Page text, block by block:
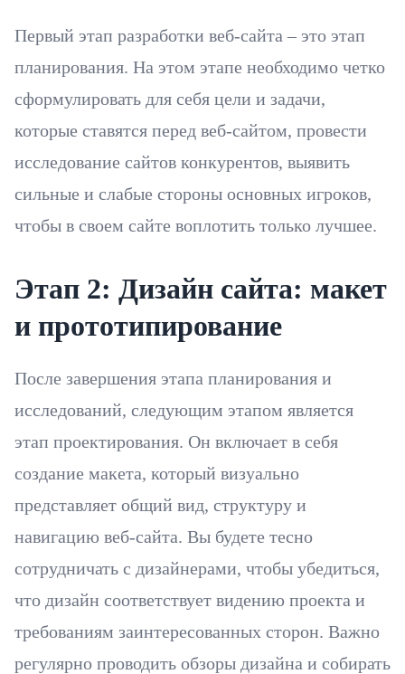
Первый этап разработки веб-сайта – это этап
планирования. На этом этапе необходимо четко
сформулировать для себя цели и задачи,
которые ставятся перед веб-сайтом, провести
исследование сайтов конкурентов, выявить
сильные и слабые стороны основных игроков,
чтобы в своем сайте воплотить только лучшее.
Этап 2: Дизайн сайта: макет
и прототипирование
После завершения этапа планирования и
исследований, следующим этапом является
этап проектирования. Он включает в себя
создание макета, который визуально
представляет общий вид, структуру и
навигацию веб-сайта. Вы будете тесно
сотрудничать с дизайнерами, чтобы убедиться,
что дизайн соответствует видению проекта и
требованиям заинтересованных сторон. Важно
регулярно проводить обзоры дизайна и собирать